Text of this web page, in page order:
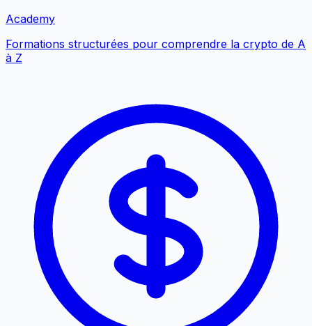
Academy
Formations structurées pour comprendre la crypto de A
à Z